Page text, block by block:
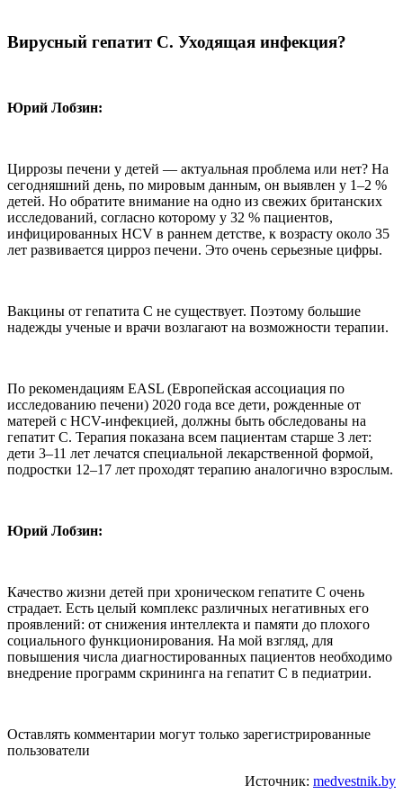
Вирусный гепатит С. Уходящая инфекция?
Юрий Лобзин:
Циррозы печени у детей — актуальная проблема или нет? На
сегодняшний день, по мировым данным, он выявлен у 1–2 %
детей. Но обратите внимание на одно из свежих британских
исследований, согласно которому у 32 % пациентов,
инфицированных HCV в раннем детстве, к возрасту около 35
лет развивается цирроз печени. Это очень серьезные цифры.
Вакцины от гепатита С не существует. Поэтому большие
надежды ученые и врачи возлагают на возможности терапии.
По рекомендациям EASL (Европейская ассоциация по
исследованию печени) 2020 года все дети, рожденные от
матерей с HCV-инфекцией, должны быть обследованы на
гепатит C. Терапия показана всем пациентам старше 3 лет:
дети 3–11 лет лечатся специальной лекарственной формой,
подростки 12–17 лет проходят терапию аналогично взрослым.
Юрий Лобзин:
Качество жизни детей при хроническом гепатите C очень
страдает. Есть целый комплекс различных негативных его
проявлений: от снижения интеллекта и памяти до плохого
социального функционирования. На мой взгляд, для
повышения числа диагностированных пациентов необходимо
внедрение программ скрининга на гепатит С в педиатрии.
Оставлять комментарии могут только зарегистрированные
пользователи
Источник: medvestnik.by